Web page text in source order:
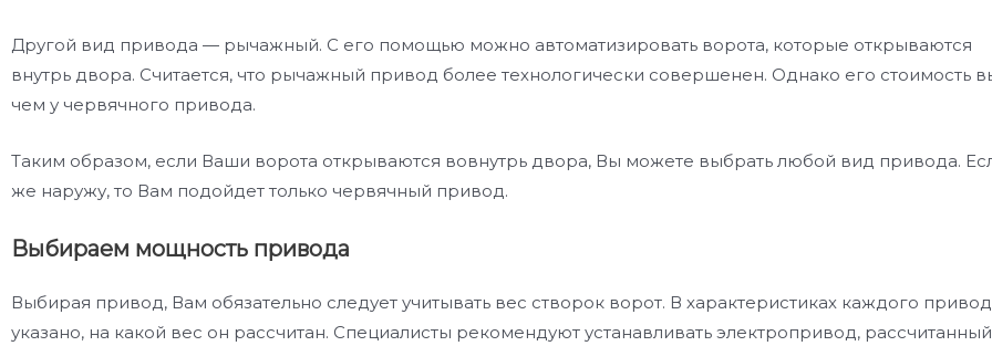
Другой вид привода — рычажный. С его помощью можно автоматизировать ворота, которые открываются
внутрь двора. Считается, что рычажный привод более технологически совершенен. Однако его стоимость
чем у червячного привода.
Таким образом, если Ваши ворота открываются вовнутрь двора, Вы можете выбрать любой вид привода.
же наружу, то Вам подойдет только червячный привод.
Выбираем мощность привода
Выбирая привод, Вам обязательно следует учитывать вес створок ворот. В характеристиках каждого
указано, на какой вес он рассчитан. Специалисты рекомендуют устанавливать электропривод,